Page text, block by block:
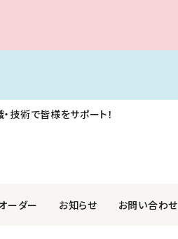
技術で皆様をサポート！
ーダー お知らせ お問い合わせ